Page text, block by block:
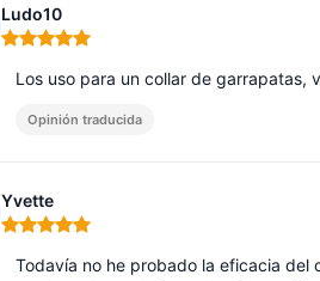
Ludo10
Nota: 5 de 5
Los uso para un collar de garrapatas,
Opinión traducida
Yvette
Nota: 5 de 5
Todavía no he probado la eficacia del